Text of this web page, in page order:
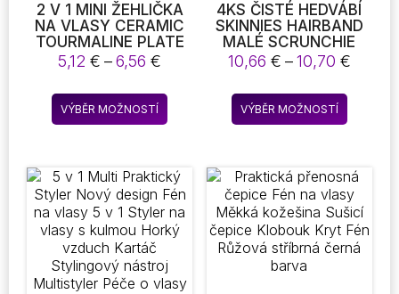
2 V 1 MINI ŽEHLIČKA
NA VLASY CERAMIC
TOURMALINE PLATE
BEAUTY FLAT IRON
HEATING CURLER
5,12€ –6,56€
5,12 €
až
VÝBĚR MOŽNOSTÍ
Tento
produkt
variant.
Možnosti
lze
vybrat
na
stránce
4KS ČISTÉ HEDVÁBÍ
SKINNIES HAIRBAND
MALÉ SCRUNCHIE
SET HAIR BOW TIES
ROPES BANDS
SCRUNCHY ELASTICS
PONYTAIL HOLDERS
PRO ŽENY DÍVKY
10,66 € –10,70 €
VÝBĚR MOŽNOSTÍ
Tento
produkt
variant.
lze
vybrat
na